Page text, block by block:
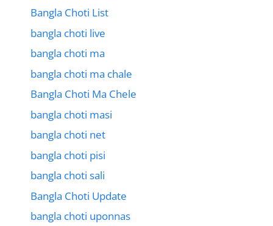
Bangla Choti List
bangla choti live
bangla choti ma
bangla choti ma chale
Bangla Choti Ma Chele
bangla choti masi
bangla choti net
bangla choti pisi
bangla choti sali
Bangla Choti Update
bangla choti uponnas